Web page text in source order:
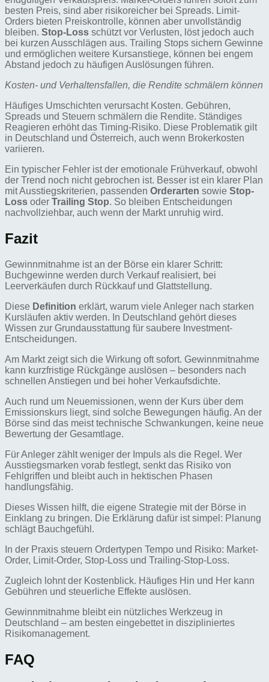
besten Preis, sind aber risikoreicher bei Spreads. Limit-
Orders bieten Preiskontrolle, können aber unvollständig
bleiben. Stop-Loss schützt vor Verlusten, löst jedoch auch
bei kurzen Ausschlägen aus. Trailing Stops sichern Gewinne
und ermöglichen weitere Kursanstiege, können bei engem
Abstand jedoch zu häufigen Auslösungen führen.
Kosten- und Verhaltensfallen, die Rendite schmälern können
Häufiges Umschichten verursacht Kosten. Gebühren,
Spreads und Steuern schmälern die Rendite. Ständiges
Reagieren erhöht das Timing-Risiko. Diese Problematik gilt
in Deutschland und Österreich, auch wenn Brokerkosten
variieren.
Ein typischer Fehler ist der emotionale Frühverkauf, obwohl
der Trend noch nicht gebrochen ist. Besser ist ein klarer Plan
mit Ausstiegskriterien, passenden Orderarten sowie Stop-
Loss oder Trailing Stop. So bleiben Entscheidungen
nachvollziehbar, auch wenn der Markt unruhig wird.
Fazit
Gewinnmitnahme ist an der Börse ein klarer Schritt:
Buchgewinne werden durch Verkauf realisiert, bei
Leerverkäufen durch Rückkauf und Glattstellung.
Diese Definition erklärt, warum viele Anleger nach starken
Kursläufen aktiv werden. In Deutschland gehört dieses
Wissen zur Grundausstattung für saubere Investment-
Entscheidungen.
Am Markt zeigt sich die Wirkung oft sofort. Gewinnmitnahme
kann kurzfristige Rückgänge auslösen – besonders nach
schnellen Anstiegen und bei hoher Verkaufsdichte.
Auch rund um Neuemissionen, wenn der Kurs über dem
Emissionskurs liegt, sind solche Bewegungen häufig. An der
Börse sind das meist technische Schwankungen, keine neue
Bewertung der Gesamtlage.
Für Anleger zählt weniger der Impuls als die Regel. Wer
Ausstiegsmarken vorab festlegt, senkt das Risiko von
Fehlgriffen und bleibt auch in hektischen Phasen
handlungsfähig.
Dieses Wissen hilft, die eigene Strategie mit der Börse in
Einklang zu bringen. Die Erklärung dafür ist simpel: Planung
schlägt Bauchgefühl.
In der Praxis steuern Ordertypen Tempo und Risiko: Market-
Order, Limit-Order, Stop-Loss und Trailing-Stop-Loss.
Zugleich lohnt der Kostenblick. Häufiges Hin und Her kann
Gebühren und steuerliche Effekte auslösen.
Gewinnmitnahme bleibt ein nützliches Werkzeug in
Deutschland – am besten eingebettet in diszipliniertes
Risikomanagement.
FAQ